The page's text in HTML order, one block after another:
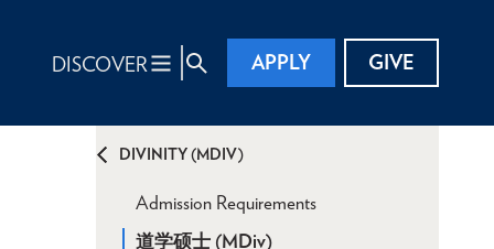
DISCOVER APPLY GIVE
DIVINITY (MDIV)
Admission Requirements
道学硕士 (MDiv)